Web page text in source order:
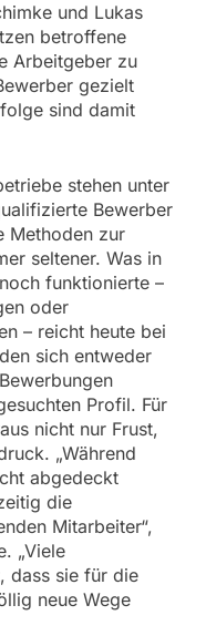
und Lukas
betroffene
Arbeitgeber zu
gezielt
sind damit
stehen unter
Bewerber
Methoden zur
seltener. Was in
funktionierte –
oder
– reicht heute bei
sich entweder
Profil. Für
nicht nur Frust,
„Während
abgedeckt
die
Mitarbeiter“,
„Viele
dass sie für die
neue Wege